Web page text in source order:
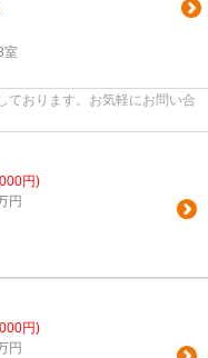
室
ております。お気軽にお問い合
円)
円
円)
円